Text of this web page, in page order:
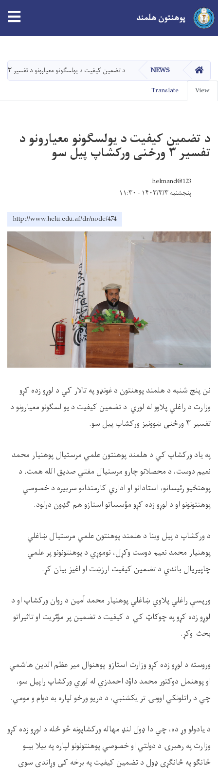
main
content
Toolbar
items پوهنتون هلمند
صفحه اصلیNEWS د تضمین کیفیت د یولسګونو معیارونو د تفسیر ۳ ورځنی ورکشاپ پیل سو
Primary
tabs
View
Translate
د تضمین کیفیت د یولسګونو معیارونو د
تفسیر ۳ ورځنی ورکشاپ پیل سو
helmand@123
پنجشنبه ۱۴۰۳/۳/۳ - ۱۱:۳۰
http://www.helu.edu.af/dr/node/474
نن پنج شنبه د هلمند پوهنتون د غونډو په تالار کي د لوړو زده کړو
وزارت د راغلي پلاوو له لوري د تضمین کیفیت د یو لسګونو معیارونو د
تفسیر ۳ ورځنی ښوونیز ورکشاپ پیل سو.
په یاد ورکشاپ کي د هلمند پوهنتون علمي مرستیال پوهنیار محمد
نعیم دوست، د محصلانو چارو مرستیال مفتي صدیق الله همت، د
پوهنځیو رئیسانو، استادانو او اداري کارمندانو سربیره د خصوصي
پوهنتونونو او د لوړو زده کړو مؤسساتو استازو هم ګډون درلود.
د ورکشاپ د پیل وینا د هلمند پوهنتون علمي مرستیال ښاغلي
پوهنیار محمد نعیم دوست وکړل، نوموړي د پوهنتونونو پر علمي
چاپیریال باندي د تضمین کیفیت ارزښت او اغیز بیان کړ.
ورپسې راغلي پلاوي ښاغلي پوهنیار محمد آمین د روان ورکشاپ او د
لوړو زده کړو په چوکاټ کي د کیفیت د تضمین پر مؤثریت او تاثیراتو
بحث وکړ.
وروسته د لوړو زده کړو وزارت استازو پوهنوال میر عظم الدین هاشمي
او پوهنمل دوکتور محمد داؤد احمدزي له لوري ورکشاپ راپیل سو،
چي د راتلونکي اوونۍ تر یکشنبې، د دریو ورځو لپاره به دوام و مومي.
د یادولو وړ ده، چي دا ډول لنډ مهاله ورکشاپونه څو ځله د لوړو زده کړو
وزارت په رهبرۍ د دولتي او خصوصي پوهنتونونو لپاره په بیلا بیلو
څانګو په ځانګړي ډول د تضمین کیفیت په برخه کي وړاندي سوي